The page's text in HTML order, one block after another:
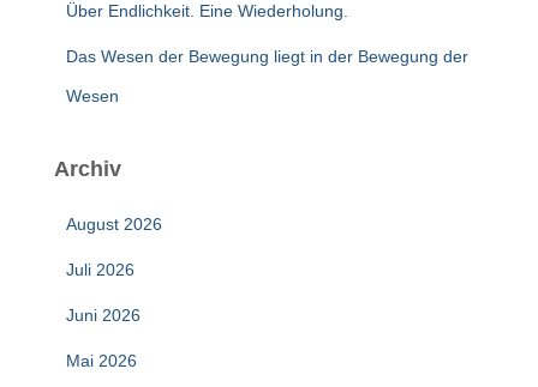
Über Endlichkeit. Eine Wiederholung.
Das Wesen der Bewegung liegt in der Bewegung der
Wesen
Archiv
August 2026
Juli 2026
Juni 2026
Mai 2026